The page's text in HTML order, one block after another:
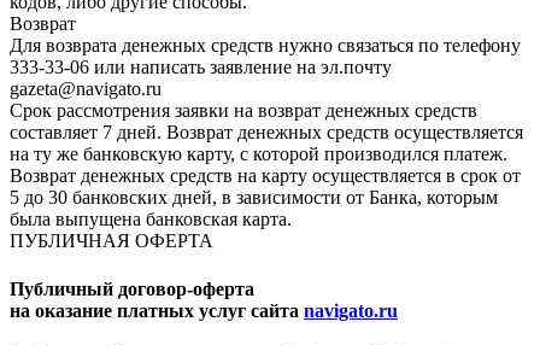
Возврат
Для возврата денежных средств нужно связаться по телефону
333-33-06 или написать заявление на эл.почту
gazeta@navigato.ru
Срок рассмотрения заявки на возврат денежных средств
составляет 7 дней. Возврат денежных средств осуществляется
на ту же банковскую карту, с которой производился платеж.
Возврат денежных средств на карту осуществляется в срок от
5 до 30 банковских дней, в зависимости от Банка, которым
была выпущена банковская карта.
ПУБЛИЧНАЯ ОФЕРТА
Публичный договор-оферта
на оказание платных услуг сайта navigato.ru